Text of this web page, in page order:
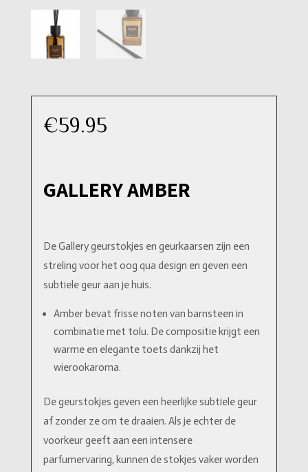
€59.95
GALLERY AMBER
De Gallery geurstokjes en geurkaarsen zijn een
streling voor het oog qua design en geven een
subtiele geur aan je huis.
Amber bevat frisse noten van barnsteen in
combinatie met tolu. De compositie krijgt een
warme en elegante toets dankzij het
wierookaroma.
De geurstokjes geven een heerlijke subtiele geur
af zonder ze om te draaien. Als je echter de
voorkeur geeft aan een intensere
parfumervaring, kunnen de stokjes vaker worden